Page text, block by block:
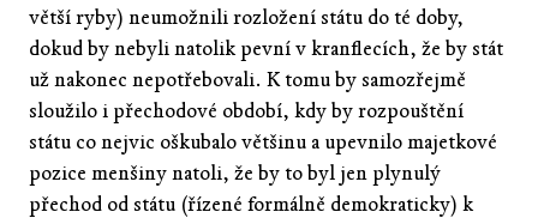
větší ryby) neumožnili rozložení státu do té doby,
dokud by nebyli natolik pevní v kranflecích, že by stát
už nakonec nepotřebovali. K tomu by samozřejmě
sloužilo i přechodové období, kdy by rozpouštění
státu co nejvic oškubalo většinu a upevnilo majetkové
pozice menšiny natoli, že by to byl jen plynulý
přechod od státu (řízené formálně demokraticky) k